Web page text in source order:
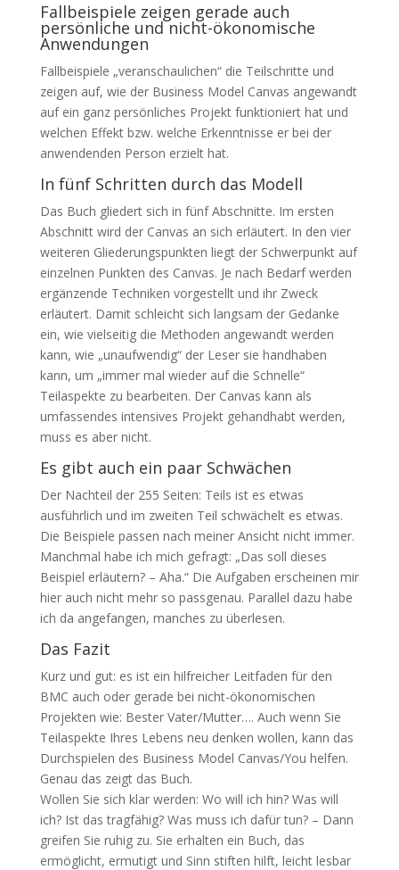
Fallbeispiele zeigen gerade auch
persönliche und nicht-ökonomische
Anwendungen
Fallbeispiele „veranschaulichen“ die Teilschritte und
zeigen auf, wie der Business Model Canvas angewandt
auf ein ganz persönliches Projekt funktioniert hat und
welchen Effekt bzw. welche Erkenntnisse er bei der
anwendenden Person erzielt hat.
In fünf Schritten durch das Modell
Das Buch gliedert sich in fünf Abschnitte. Im ersten
Abschnitt wird der Canvas an sich erläutert. In den vier
weiteren Gliederungspunkten liegt der Schwerpunkt auf
einzelnen Punkten des Canvas. Je nach Bedarf werden
ergänzende Techniken vorgestellt und ihr Zweck
erläutert. Damit schleicht sich langsam der Gedanke
ein, wie vielseitig die Methoden angewandt werden
kann, wie „unaufwendig“ der Leser sie handhaben
kann, um „immer mal wieder auf die Schnelle“
Teilaspekte zu bearbeiten. Der Canvas kann als
umfassendes intensives Projekt gehandhabt werden,
muss es aber nicht.
Es gibt auch ein paar Schwächen
Der Nachteil der 255 Seiten: Teils ist es etwas
ausführlich und im zweiten Teil schwächelt es etwas.
Die Beispiele passen nach meiner Ansicht nicht immer.
Manchmal habe ich mich gefragt: „Das soll dieses
Beispiel erläutern? – Aha.“ Die Aufgaben erscheinen mir
hier auch nicht mehr so passgenau. Parallel dazu habe
ich da angefangen, manches zu überlesen.
Das Fazit
Kurz und gut: es ist ein hilfreicher Leitfaden für den
BMC auch oder gerade bei nicht-ökonomischen
Projekten wie: Bester Vater/Mutter…. Auch wenn Sie
Teilaspekte Ihres Lebens neu denken wollen, kann das
Durchspielen des Business Model Canvas/You helfen.
Genau das zeigt das Buch.
Wollen Sie sich klar werden: Wo will ich hin? Was will
ich? Ist das tragfähig? Was muss ich dafür tun? – Dann
greifen Sie ruhig zu. Sie erhalten ein Buch, das
ermöglicht, ermutigt und Sinn stiften hilft, leicht lesbar